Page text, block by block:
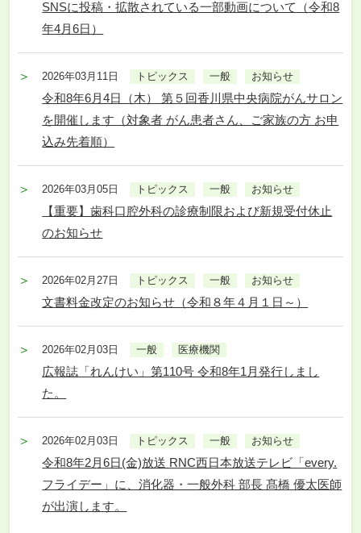
SNSに投稿・拡散されている一部動画について（令和8
年4月6日）
2026年03月11日 トピックス 一般 お知らせ
令和8年6月4日（木） 第５回香川県中央病院がんサロン
を開催します（対象者 がん患者さん、ご家族の方 お申
込み先着順）
2026年03月05日 トピックス 一般 お知らせ
【重要】歯科口腔外科の診療制限および新規受付休止
のお知らせ
2026年02月27日 トピックス 一般 お知らせ
文書料金改定のお知らせ（令和８年４月１日～）
2026年02月03日 一般 医療機関
広報誌「れんけい」第110号 令和8年1月発行しまし
た。
2026年02月03日 トピックス 一般 お知らせ
令和8年2月6日(金)放送 RNC西日本放送テレビ「every.
フライデー」に、消化器・一般外科 部長 髙橋 優太医師
が出演します。